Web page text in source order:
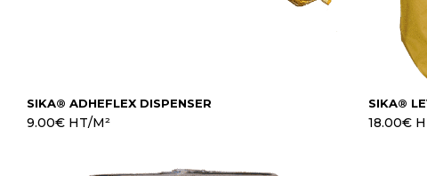
SIKA® ADHEFLEX DISPENSER
9.00€ HT/M²
SIKA®
18.00€